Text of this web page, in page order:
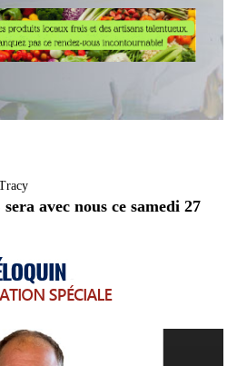
avec nous ce samedi 27